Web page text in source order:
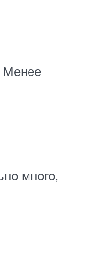
Менее
много,